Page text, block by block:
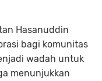
Hasanuddin
bagi komunitas
wadah untuk
menunjukkan